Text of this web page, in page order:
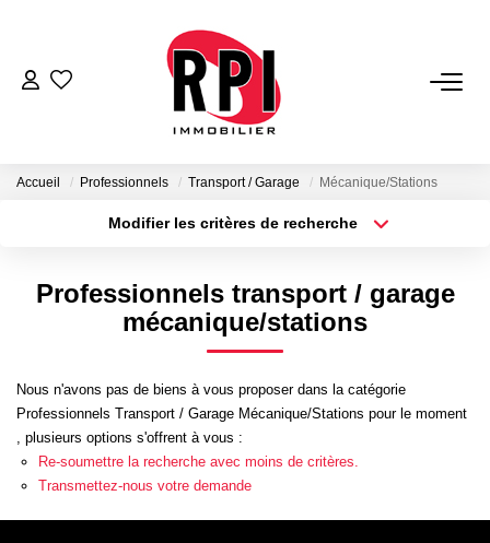
VENTES
LOCATIONS
NOS SERVICES
Estimation
Biens Vendus
Gestion
Expertise Immobilière
Accueil Professionnels Transport / Garage Mécanique/Stations
Modifier les critères de recherche
Type de bien
Surface min
Créer une alerte
Professionnels transport / garage
mécanique/stations
Nous n'avons pas de biens à vous proposer dans la catégorie
Professionnels Transport / Garage Mécanique/Stations pour le moment
, plusieurs options s'offrent à vous :
Re-soumettre la recherche avec moins de critères.
Transmettez-nous votre demande